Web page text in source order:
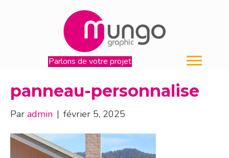
Parlons de votre projet
panneau-personnalise
Par admin | février 5, 2025